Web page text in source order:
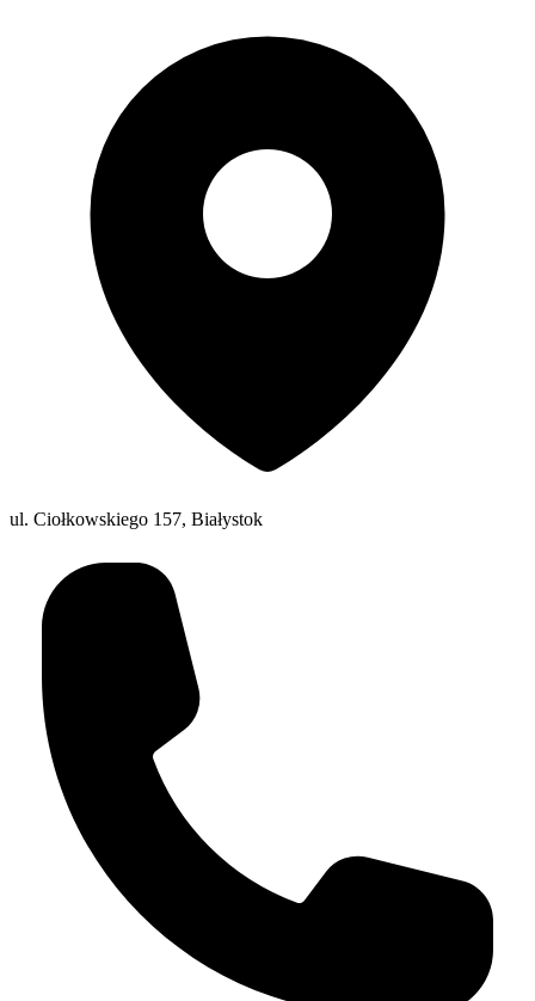
ul. Ciołkowskiego 157, Białystok